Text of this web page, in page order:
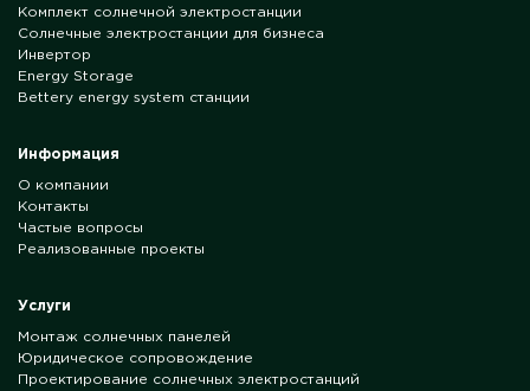
Комплект солнечной электростанции
Солнечные электростанции для бизнеса
Инвертор
Energy Storage
Bettery energy system станции
Информация
О компании
Контакты
Частые вопросы
Реализованные проекты
Услуги
Монтаж солнечных панелей
Юридическое сопровождение
Проектирование солнечных электростанций